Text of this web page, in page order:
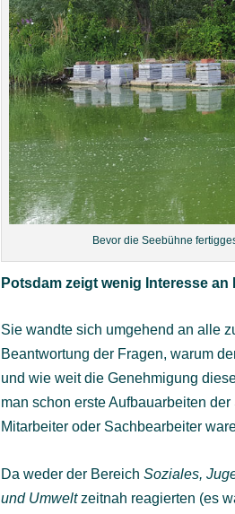
Bevor die Seebühne
Potsdam zeigt wenig Interesse
Sie wandte sich umgehend an alle
Beantwortung der Fragen, warum
und wie weit die Genehmigung
man schon erste Aufbauarbeiten
Mitarbeiter oder Sachbearbeiter
Da weder der BereichSoziales,
und Umweltzeitnah reagierten (es